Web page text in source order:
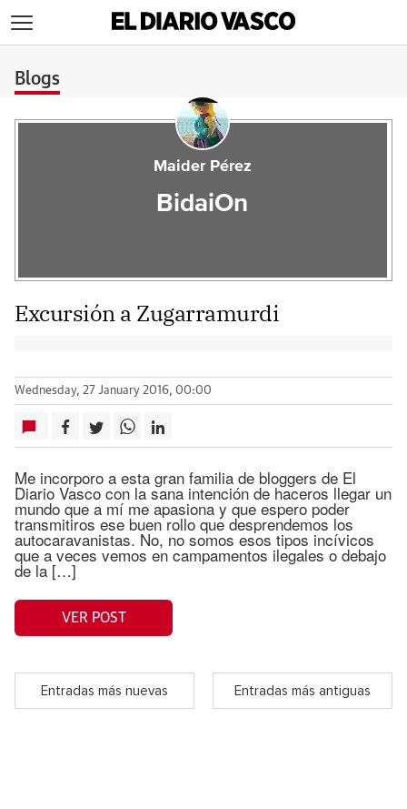
Blogs
Maider Pérez
BidaiOn
Excursión a Zugarramurdi
Wednesday, 27 January 2016, 00:00
Me incorporo a esta gran familia de bloggers de El
Diario Vasco con la sana intención de haceros llegar un
mundo que a mí me apasiona y que espero poder
transmitiros ese buen rollo que desprendemos los
autocaravanistas. No, no somos esos tipos incívicos
que a veces vemos en campamentos ilegales o debajo
de la […]
VER POST
Entradas más nuevas Entradas más antiguas